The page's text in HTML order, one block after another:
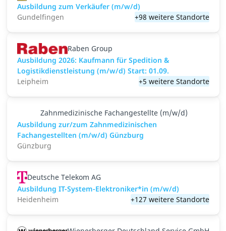
Ausbildung zum Verkäufer (m/w/d)
Gundelfingen
+98 weitere Standorte
Raben Group
Ausbildung 2026: Kaufmann für Spedition &
Logistikdienstleistung (m/w/d) Start: 01.09.​
Leipheim
+5 weitere Standorte
Zahnmedizinische Fachangestellte (m/w/d)
Ausbildung zur/zum Zahnmedizinischen
Fachangestellten (m/w/d) Günzburg
Günzburg
Deutsche Telekom AG
Ausbildung IT-System-Elektroniker*in (m/w/d)
Heidenheim
+127 weitere Standorte